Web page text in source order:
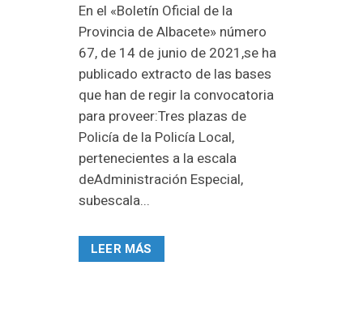
En el «Boletín Oficial de la
Provincia de Albacete» número
67, de 14 de junio de 2021,se ha
publicado extracto de las bases
que han de regir la convocatoria
para proveer:Tres plazas de
Policía de la Policía Local,
pertenecientes a la escala
deAdministración Especial,
subescala...
LEER MÁS